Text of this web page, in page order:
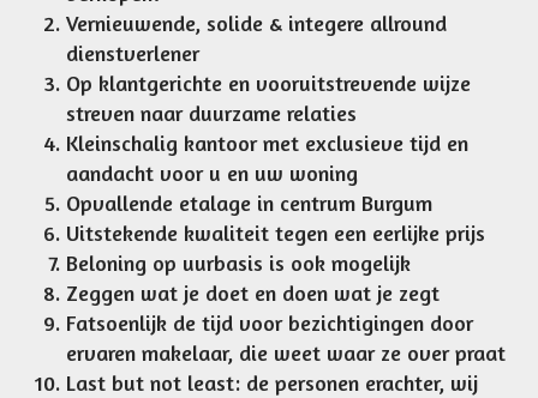
Vernieuwende, solide & integere allround
dienstverlener
Op klantgerichte en vooruitstrevende wijze
streven naar duurzame relaties
Kleinschalig kantoor met exclusieve tijd en
aandacht voor u en uw woning
Opvallende etalage in centrum Burgum
Uitstekende kwaliteit tegen een eerlijke prijs
Beloning op uurbasis is ook mogelijk
Zeggen wat je doet en doen wat je zegt
Fatsoenlijk de tijd voor bezichtigingen door
ervaren makelaar, die weet waar ze over praat
Last but not least: de personen erachter, wij